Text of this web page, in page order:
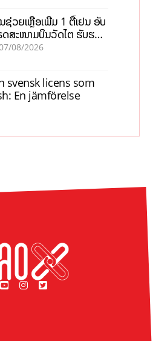
ຊ່ວຍເຫຼືອເພີ່ມ 1 ຕື້ເຢນ ອັບ
ດສະໜາມບິນວັດໄຕ ຮັບຮອງ
ຕີບໂຕ
08/2026
svensk licens som
En jämförelse